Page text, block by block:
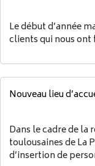
Le début d’année
clients qui nous ont
Nouveau lieu
Dans le cadre de la
toulousaines de La
d’insertion de